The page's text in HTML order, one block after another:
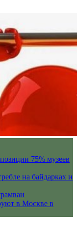
75% музеев
на байдарках и
в Москве в